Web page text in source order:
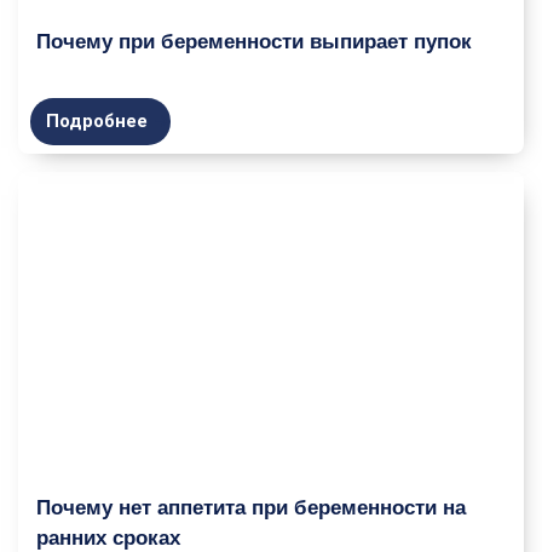
Почему при беременности выпирает пупок
Подробнее
Почему нет аппетита при беременности на
ранних сроках